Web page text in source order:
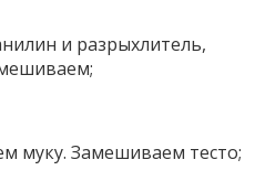
и разрыхлитель,
муку. Замешиваем тесто;